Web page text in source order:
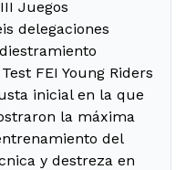
Juegos
delegaciones
FEI Young Riders
inicial en la que
la máxima
del
y destreza en